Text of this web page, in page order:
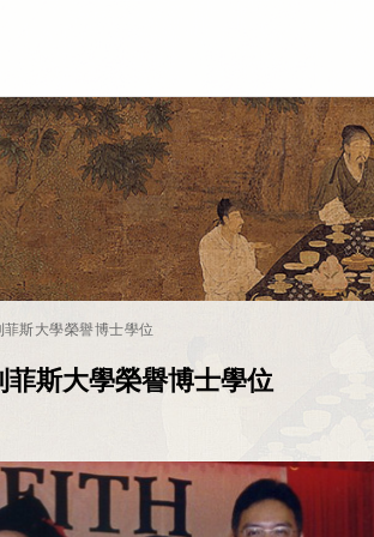
斯大學榮譽博士學位
斯大學榮譽博士學位